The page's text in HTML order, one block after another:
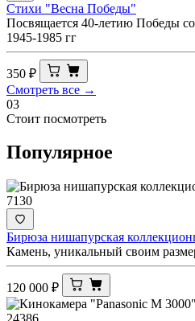
Стихи "Весна Победы"
Посвящается 40-летию Победы
1945-1985 гг
350 ₽
Смотреть все →
03
Стоит посмотреть
Популярное
7130
Бирюза нишапурская
Камень, уникальный своим
120 000 ₽